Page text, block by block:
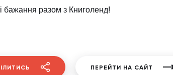
бажання разом з Книголенд!
ПЕРЕЙТИ НА САЙТ